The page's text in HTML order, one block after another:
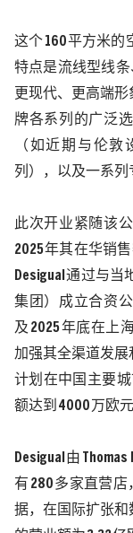
这个 160平方米的
特点是流线型线
更现代、更高端
牌各系列的广泛
（如近期与伦敦
列），以及一系列
此次开业紧随该
2025年其在华销
Desigual通过与当
集团）成立合资
及 2025年底在上
加强其全渠道发
计划在中国主要
额达到 4000 万欧元
Desigual 由 Thomas
有 280 多家直营店
据，在国际扩张和